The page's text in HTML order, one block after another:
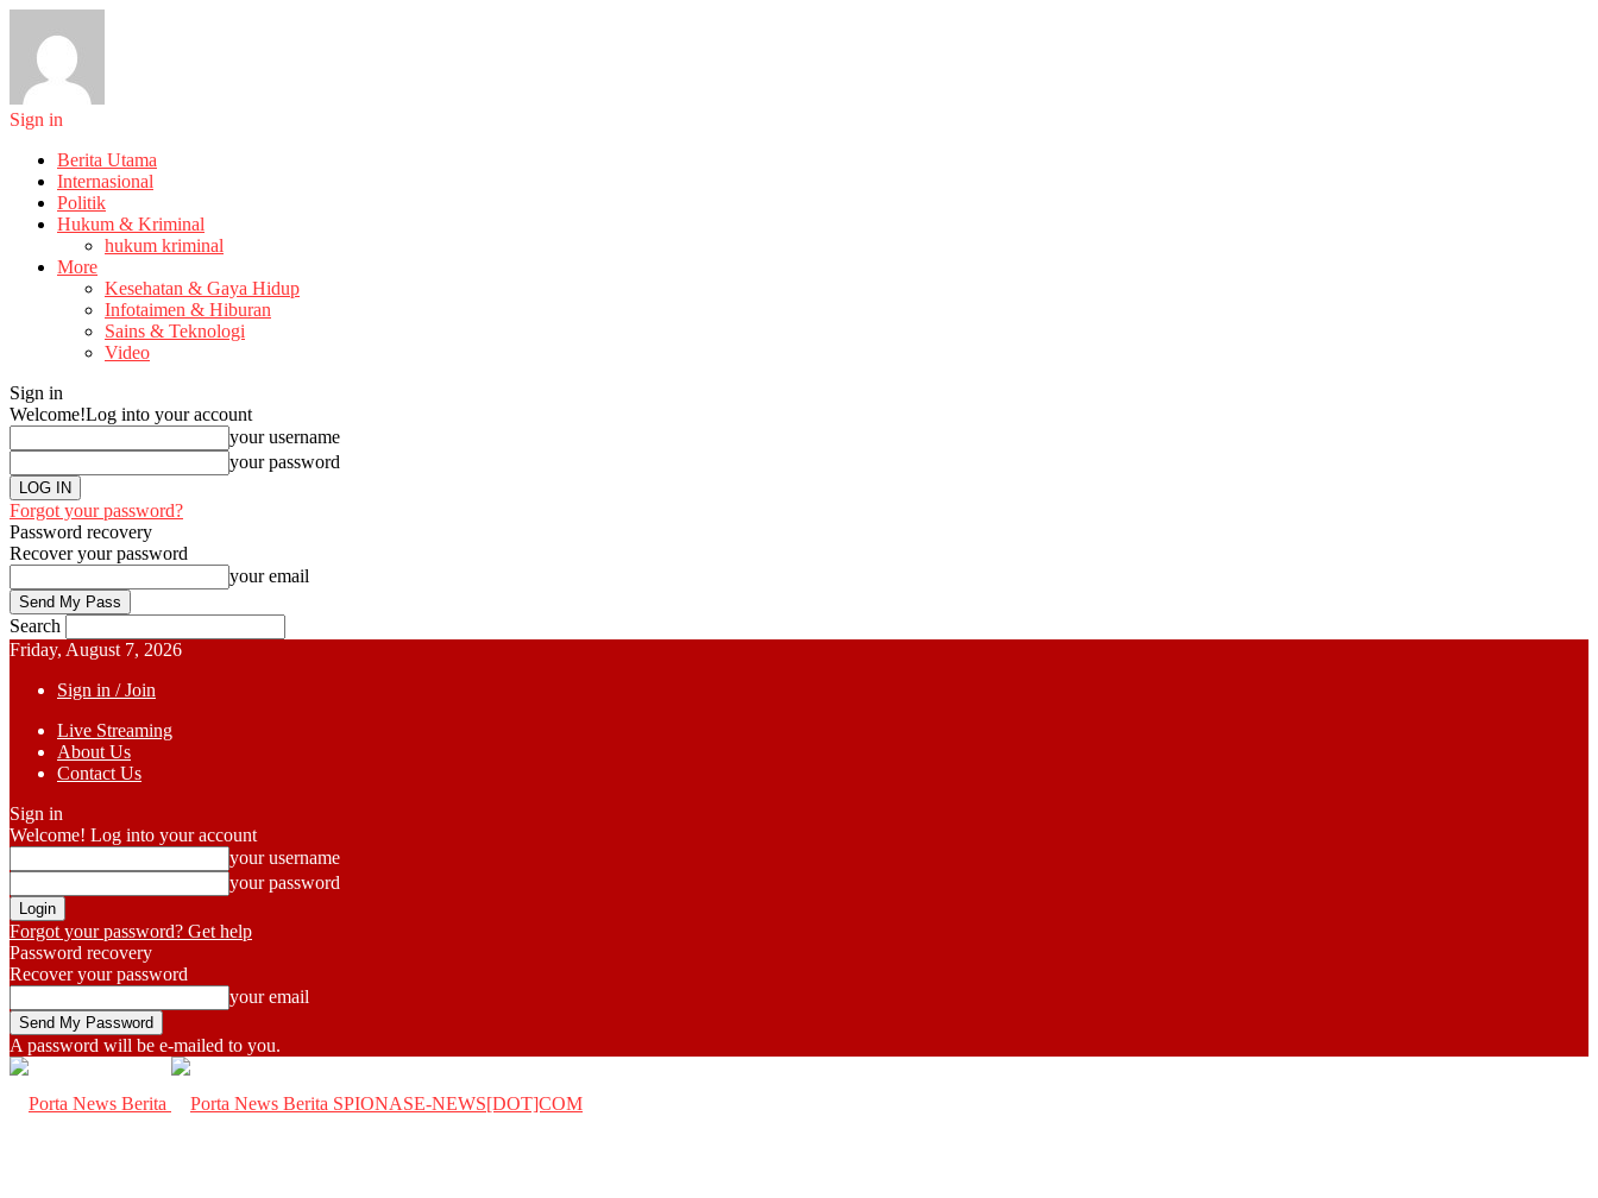
Sign in
Berita Utama
Internasional
Politik
Hukum & Kriminal
hukum kriminal
More
Kesehatan & Gaya Hidup
Infotaimen & Hiburan
Sains & Teknologi
Video
Sign in
Welcome!Log into your account
your username
your password
Forgot your password?
Password recovery
Recover your password
your email
Search
Friday, August 7, 2026
Sign in / Join
Live Streaming
About Us
Contact Us
Sign in
Welcome! Log into your account
your username
your password
Forgot your password? Get help
Password recovery
Recover your password
your email
A password will be e-mailed to you.
SPIONASE-NEWS[DOT]COM